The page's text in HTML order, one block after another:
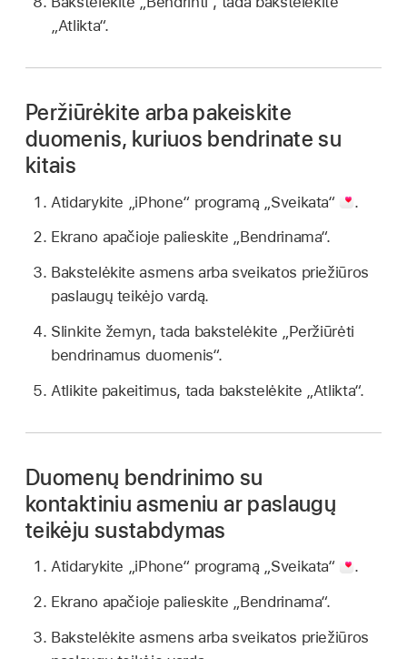
„Atlikta“.
Peržiūrėkite arba pakeiskite
duomenis, kuriuos bendrinate su
kitais
Atidarykite „iPhone“ programą „Sveikata“
.
Ekrano apačioje palieskite „Bendrinama“.
Bakstelėkite asmens arba sveikatos priežiūros
paslaugų teikėjo vardą.
Slinkite žemyn, tada bakstelėkite „Peržiūrėti
bendrinamus duomenis“.
Atlikite pakeitimus, tada bakstelėkite „Atlikta“.
Duomenų bendrinimo su
kontaktiniu asmeniu ar paslaugų
teikėju sustabdymas
Atidarykite „iPhone“ programą „Sveikata“
.
Ekrano apačioje palieskite „Bendrinama“.
Bakstelėkite asmens arba sveikatos priežiūros